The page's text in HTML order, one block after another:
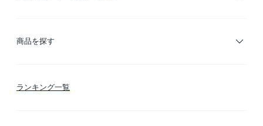
ご利用ガイド
商品を探す
カテゴリー検索
ランキング一覧